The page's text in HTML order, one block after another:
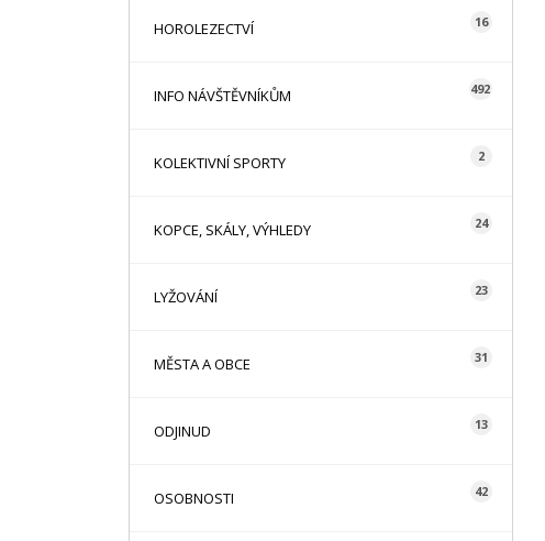
HOROLEZECTVÍ 16
INFO NÁVŠTĚVNÍKŮM 492
KOLEKTIVNÍ SPORTY 2
KOPCE, SKÁLY, VÝHLEDY 24
LYŽOVÁNÍ 23
MĚSTA A OBCE 31
ODJINUD 13
OSOBNOSTI 42